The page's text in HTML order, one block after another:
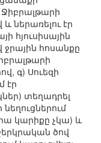
ներառելու էր
հյուսիսային
հոսանքը
գ) Սուեզի
էր
տեղադրել
կարիքը չկա) և
ծով